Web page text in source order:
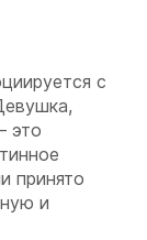
с
это
принято
и